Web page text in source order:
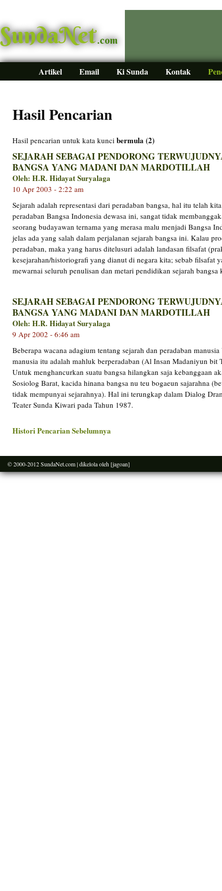
SundaNet.com
Artikel Email Ki Sunda Kontak
Hasil Pencarian
Hasil pencarian untuk kata kunci bermula (2)
SEJARAH SEBAGAI PENDORONG
BANGSA YANG MADANI DAN MARDOTILLAH
Oleh: H.R. Hidayat Suryalaga
10 Apr 2003 - 2:22 am
Sejarah adalah representasi dari peradaban bangsa, hal itu telah
peradaban Bangsa Indonesia dewasa ini, sangat tidak
seorang budayawan ternama yang merasa malu menjadi Bangsa
jelas ada yang salah dalam perjalanan sejarah bangsa ini. Kalau
peradaban, maka yang harus ditelusuri adalah landasan filsafat
kesejarahan/historiografi yang dianut di negara kita; sebab filsafat
mewarnai seluruh penulisan dan metari pendidikan sejarah bangsa
SEJARAH SEBAGAI PENDORONG
BANGSA YANG MADANI DAN MARDOTILLAH
Oleh: H.R. Hidayat Suryalaga
9 Apr 2002 - 6:46 am
Beberapa wacana adagium tentang sejarah dan peradaban
manusia itu adalah mahluk berperadaban (Al Insan Madaniyun
Untuk menghancurkan suatu bangsa hilangkan saja kebanggaan
Sosiolog Barat, kacida hinana bangsa nu teu bogaeun sajarahna
tidak mempunyai sejarahnya). Hal ini terungkap dalam Dialog
Teater Sunda Kiwari pada Tahun 1987.
Histori Pencarian Sebelumnya
© 2000-2012SundaNet.com| dikelola oleh [jagoan]